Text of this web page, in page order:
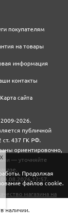
наличии.
покупателям
на товары
информация
контакты
Карта сайта
2026.
публичной
437 ГК РФ.
ориентировочно,
— уточняйте
12:57.
Продолжая
файлов cookie.